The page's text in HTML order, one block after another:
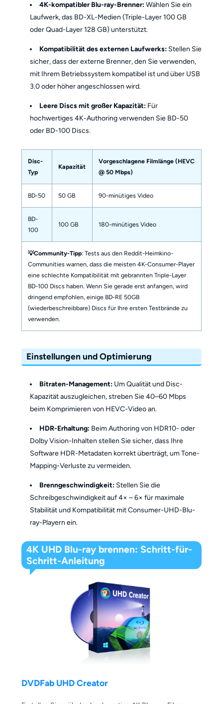
4K-kompatibler Blu-ray-Brenner:Wählen Sie ein
Laufwerk, das BD-XL-Medien (Triple-Layer 100 GB
oder Quad-Layer 128 GB) unterstützt.
Kompatibilität des externen Laufwerks: Stellen Sie
sicher, dass der externe Brenner, den Sie verwenden,
mit Ihrem Betriebssystem kompatibel ist und über USB
3.0 oder höher angeschlossen wird.
Leere Discs mit großer Kapazität: Für
hochwertiges 4K-Authoring verwenden Sie BD-50
oder BD-100 Discs.
Disc-
Typ
Kapazität
Vorgeschlagene Filmlänge (HEVC
@ 50 Mbps)
BD-50 50 GB 90-minütiges Video
BD-
100
100 GB 180-minütiges Video
💡Community-Tipp: Tests aus den Reddit-Heimkino-
Communities warnen, dass die meisten 4K-Consumer-Player
eine schlechte Kompatibilität mit gebrannten Triple-Layer
BD-100 Discs haben. Wenn Sie gerade erst anfangen, wird
dringend empfohlen, einige BD-RE 50GB
(wiederbeschreibbare) Discs für Ihre ersten Testbrände zu
verwenden.
Einstellungen und Optimierung
Bitraten-Management: Um Qualität und Disc-
Kapazität auszugleichen, streben Sie 40–60 Mbps
beim Komprimieren von HEVC-Video an.
HDR-Erhaltung: Beim Authoring von HDR10- oder
Dolby Vision-Inhalten stellen Sie sicher, dass Ihre
Software HDR-Metadaten korrekt überträgt, um Tone-
Mapping-Verluste zu vermeiden.
Brenngeschwindigkeit: Stellen Sie die
Schreibgeschwindigkeit auf 4× – 6× für maximale
Stabilität und Kompatibilität mit Consumer-UHD-Blu-
ray-Playern ein.
4K UHD Blu-ray brennen: Schritt-für-
Schritt-Anleitung
DVDFab UHD Creator